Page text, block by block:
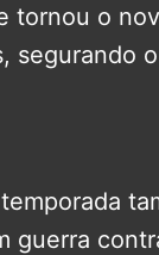
tornou o
segurando
guerra